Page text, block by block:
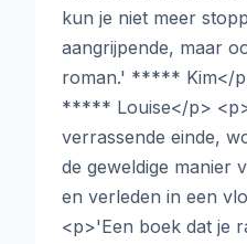
kun je niet meer
aangrijpende, maar
roman.' ***** Kim</
***** Louise</p>
verrassende einde,
de geweldige manier
en verleden in een
<p>'Een boek dat je